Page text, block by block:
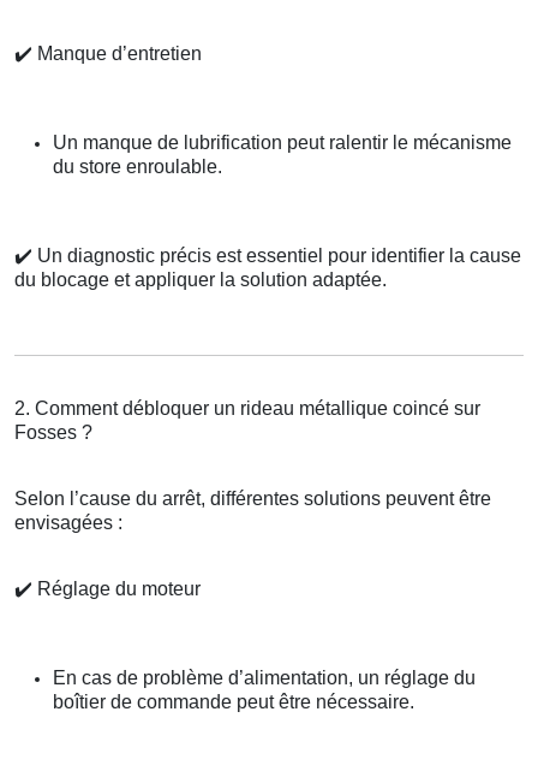
✔️ Manque d’entretien
Un manque de lubrification peut ralentir le mécanisme
du store enroulable.
✔️ Un diagnostic précis est essentiel pour identifier la cause
du blocage et appliquer la solution adaptée.
2. Comment débloquer un rideau métallique coincé sur
Fosses ?
Selon l’cause du arrêt, différentes solutions peuvent être
envisagées :
✔️ Réglage du moteur
En cas de problème d’alimentation, un réglage du
boîtier de commande peut être nécessaire.